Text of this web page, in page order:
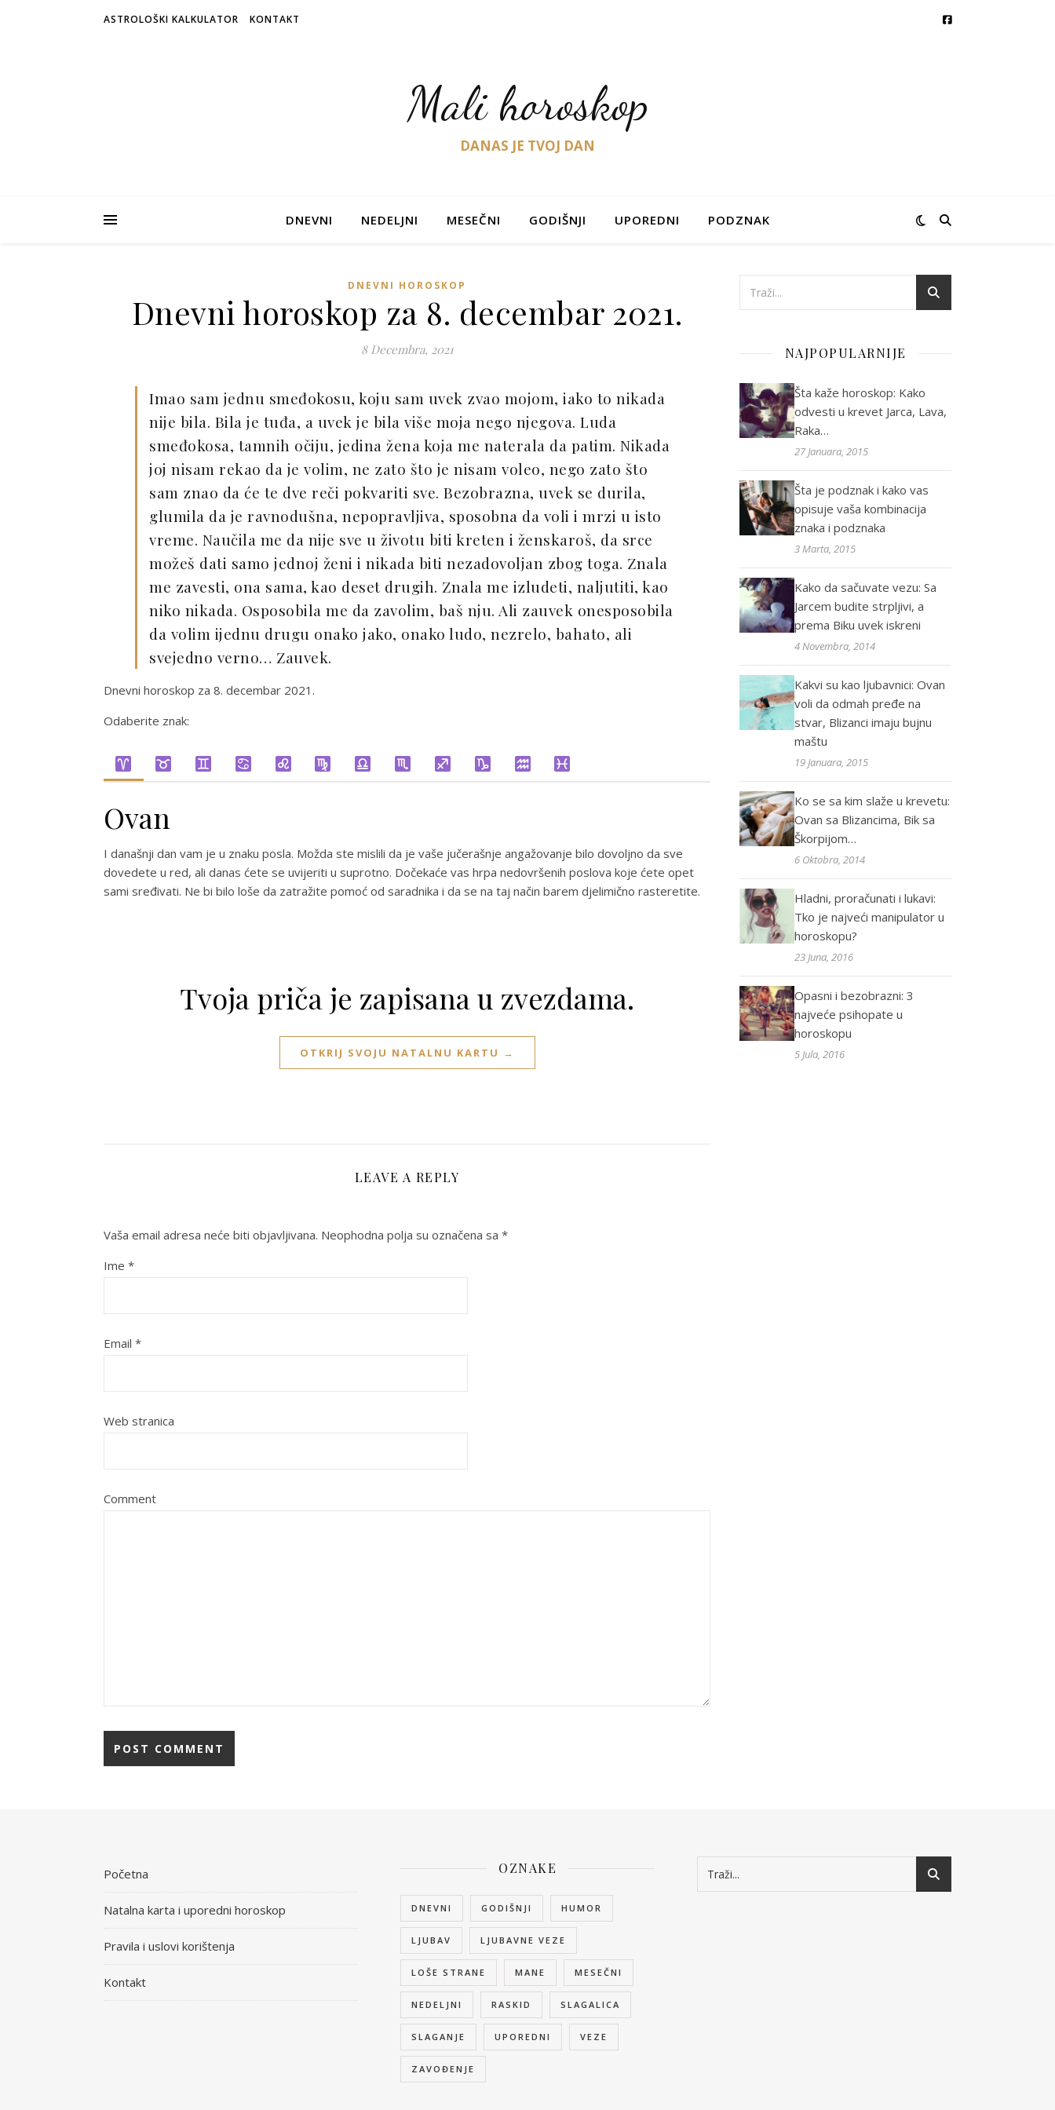
ASTROLOŠKI KALKULATOR KONTAKT
Mali horoskop
DANAS JE TVOJ DAN
DNEVNI NEDELJNI MESEČNI GODIŠNJI UPOREDNI PODZNAK
DNEVNI HOROSKOP
Dnevni horoskop za 8. decembar 2021.
8 Decembra, 2021
Imao sam jednu smeđokosu, koju sam uvek zvao mojom, iako to nikada
nije bila. Bila je tuđa, a uvek je bila više moja nego njegova. Luda
smeđokosa, tamnih očiju, jedina žena koja me naterala da patim. Nikada
joj nisam rekao da je volim, ne zato što je nisam voleo, nego zato što
sam znao da će te dve reči pokvariti sve. Bezobrazna, uvek se durila,
glumila da je ravnodušna, nepopravljiva, sposobna da voli i mrzi u isto
vreme. Naučila me da nije sve u životu biti kreten i ženskaroš, da srce
možeš dati samo jednoj ženi i nikada biti nezadovoljan zbog toga. Znala
me zavesti, ona sama, kao deset drugih. Znala me izludeti, naljutiti, kao
niko nikada. Osposobila me da zavolim, baš nju. Ali zauvek onesposobila
da volim ijednu drugu onako jako, onako ludo, nezrelo, bahato, ali
svejedno verno… Zauvek.
Dnevni horoskop za 8. decembar 2021.
Odaberite znak:
Ovan
I današnji dan vam je u znaku posla. Možda ste mislili da je vaše jučerašnje angažovanje bilo dovoljno da sve
dovedete u red, ali danas ćete se uvijeriti u suprotno. Dočekaće vas hrpa nedovršenih poslova koje ćete opet
sami sređivati. Ne bi bilo loše da zatražite pomoć od saradnika i da se na taj način barem djelimično rasteretite.
Tvoja priča je zapisana u zvezdama.
OTKRIJ SVOJU NATALNU KARTU →
LEAVE A REPLY
Vaša email adresa neće biti objavljivana. Neophodna polja su označena sa *
Ime *
Email *
Web stranica
Comment
NAJPOPULARNIJE
Šta kaže horoskop: Kako
odvesti u krevet Jarca, Lava,
Raka…
27 Januara, 2015
Šta je podznak i kako vas
opisuje vaša kombinacija
znaka i podznaka
3 Marta, 2015
Kako da sačuvate vezu: Sa
Jarcem budite strpljivi, a
prema Biku uvek iskreni
4 Novembra, 2014
Kakvi su kao ljubavnici: Ovan
voli da odmah pređe na
stvar, Blizanci imaju bujnu
maštu
19 Januara, 2015
Ko se sa kim slaže u krevetu:
Ovan sa Blizancima, Bik sa
Škorpijom…
6 Oktobra, 2014
Hladni, proračunati i lukavi:
Tko je najveći manipulator u
horoskopu?
23 Juna, 2016
Opasni i bezobrazni: 3
najveće psihopate u
horoskopu
5 Jula, 2016
Početna
Natalna karta i uporedni horoskop
Pravila i uslovi korištenja
Kontakt
OZNAKE
DNEVNI GODIŠNJI HUMOR
LJUBAV LJUBAVNE VEZE
LOŠE STRANE MANE MESEČNI
NEDELJNI RASKID SLAGALICA
SLAGANJE UPOREDNI VEZE
ZAVOĐENJE